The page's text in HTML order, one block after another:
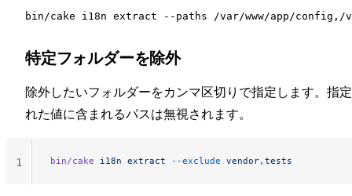
特定フォルダーを除外
除外したいフォルダーをカンマ区切りで指定します。指
れた値に含まれるパスは無視されます。
bin/cake i18n extract --exclude vendor,tests
1